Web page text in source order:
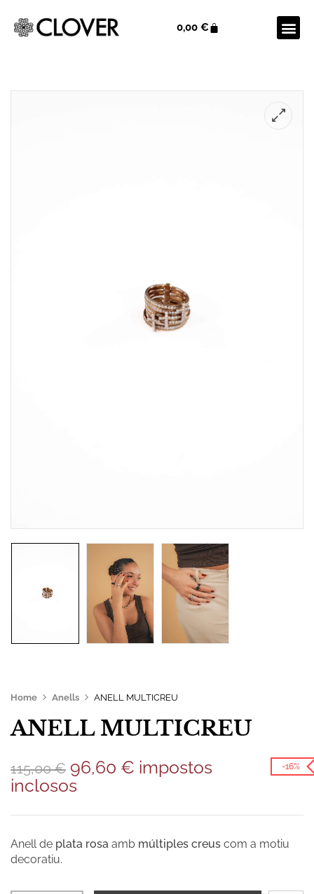
0,00 €
Home Anells ANELL MULTICREU
ANELL MULTICREU
115,00€ 96,60 € impostos
inclosos
-16%
Anell de plata rosa amb múltiples creus com a motiu
decoratiu.